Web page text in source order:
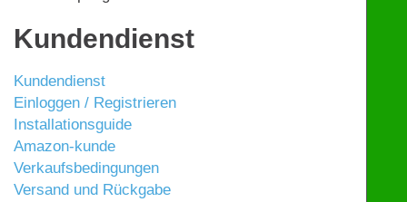
Kundendienst
Kundendienst
Einloggen / Registrieren
Installationsguide
Amazon-kunde
Verkaufsbedingungen
Versand und Rückgabe